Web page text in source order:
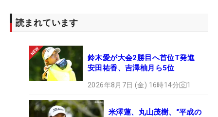
読まれています
鈴木愛が大会2勝目へ首位T発進
安田祐香、吉澤柚月ら5位
2026年8月7日 (金) 16時14分 1
米澤蓮、丸山茂樹、“平成の